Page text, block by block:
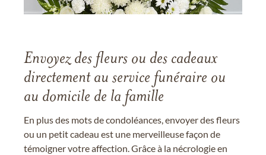
Envoyez des fleurs ou des cadeaux
directement au service funéraire ou
au domicile de la famille
En plus des mots de condoléances, envoyer des fleurs
ou un petit cadeau est une merveilleuse façon de
témoigner votre affection. Grâce à la nécrologie en